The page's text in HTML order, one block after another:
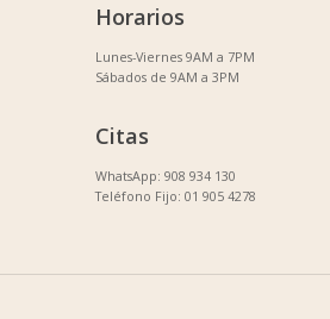
Horarios
Lunes-Viernes 9AM a 7PM
Sábados de 9AM a 3PM
Citas
WhatsApp: 908 934 130
Teléfono Fijo: 01 905 4278